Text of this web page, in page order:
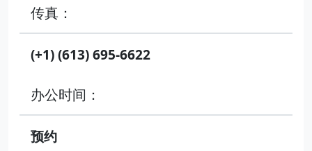
传真：
(+1) (613) 695-6622
办公时间：
预约